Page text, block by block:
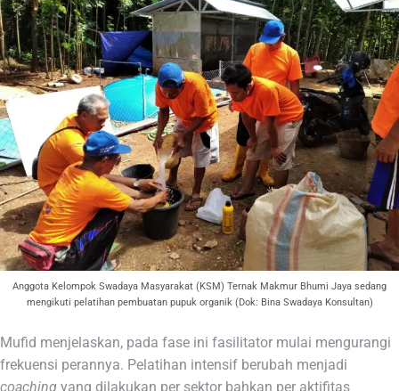
Anggota Kelompok Swadaya Masyarakat (KSM) Ternak Makmur Bhumi Jaya sedang
mengikuti pelatihan pembuatan pupuk organik (Dok: Bina Swadaya Konsultan)
Mufid menjelaskan, pada fase ini fasilitator mulai mengurangi
frekuensi perannya. Pelatihan intensif berubah menjadi
coaching yang dilakukan per sektor bahkan per aktifitas